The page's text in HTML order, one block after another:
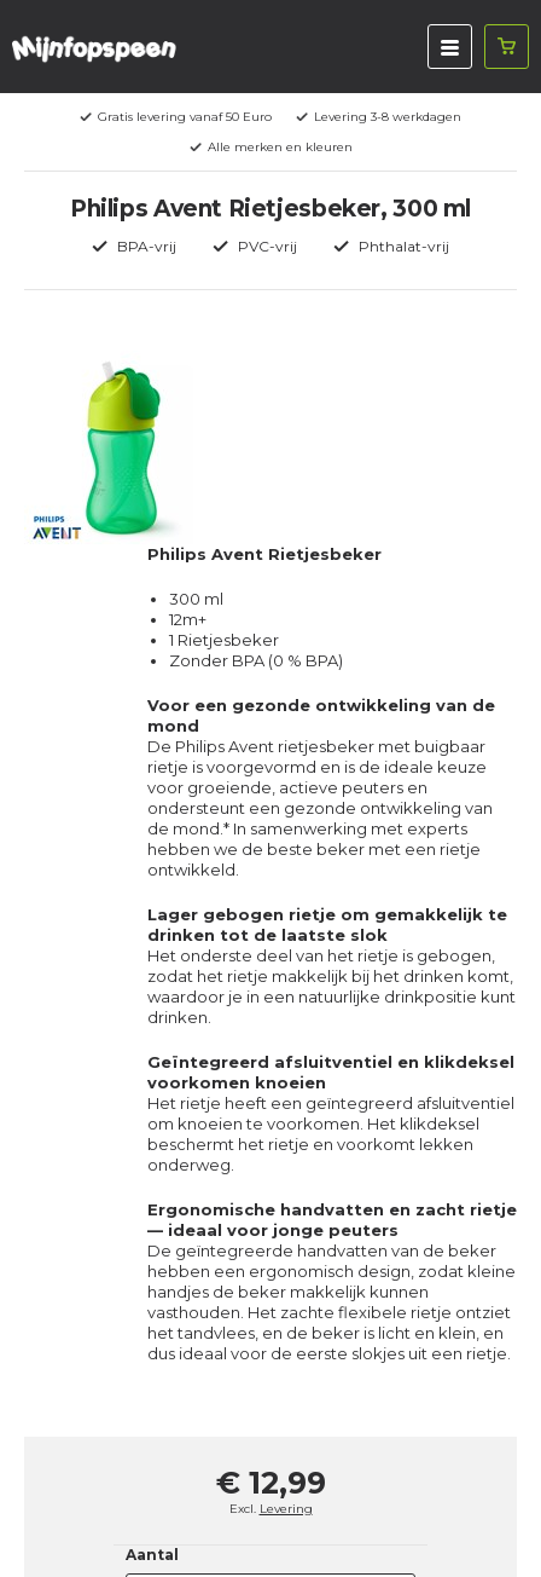
Gratis levering vanaf 50 Euro
Levering 3-8 werkdagen
Alle merken en kleuren
Philips Avent Rietjesbeker, 300 ml
BPA-vrij PVC-vrij Phthalat-vrij
Philips Avent Rietjesbeker
300 ml
12m+
1 Rietjesbeker
Zonder BPA (0 % BPA)
Voor een gezonde ontwikkeling van de
mond
De Philips Avent rietjesbeker met buigbaar
rietje is voorgevormd en is de ideale keuze
voor groeiende, actieve peuters en
ondersteunt een gezonde ontwikkeling van
de mond.* In samenwerking met experts
hebben we de beste beker met een rietje
ontwikkeld.
Lager gebogen rietje om gemakkelijk te
drinken tot de laatste slok
Het onderste deel van het rietje is gebogen,
zodat het rietje makkelijk bij het drinken komt,
waardoor je in een natuurlijke drinkpositie kunt
drinken.
Geïntegreerd afsluitventiel en klikdeksel
voorkomen knoeien
Het rietje heeft een geïntegreerd afsluitventiel
om knoeien te voorkomen. Het klikdeksel
beschermt het rietje en voorkomt lekken
onderweg.
Ergonomische handvatten en zacht rietje
— ideaal voor jonge peuters
De geïntegreerde handvatten van de beker
hebben een ergonomisch design, zodat kleine
handjes de beker makkelijk kunnen
vasthouden. Het zachte flexibele rietje ontziet
het tandvlees, en de beker is licht en klein, en
dus ideaal voor de eerste slokjes uit een rietje.
€ 12,99
Excl. Levering
Aantal